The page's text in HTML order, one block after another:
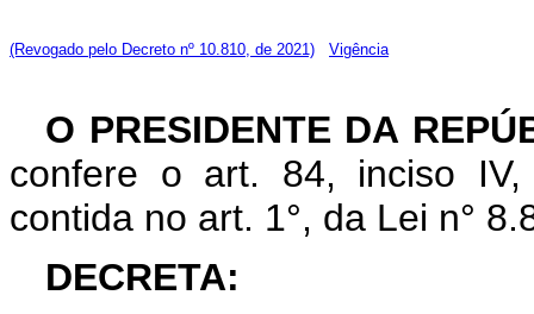
(Revogado pelo Decreto nº 10.810, de 2021) Vigência
O PRESIDENTE DA
confere o art. 84, inciso
contida no art. 1°, da Lei n°
DECRETA: